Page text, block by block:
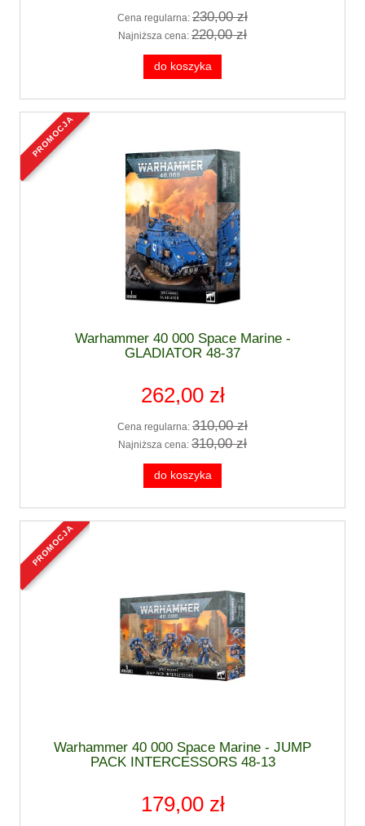
Cena regularna: 230,00 zł
Najniższa cena: 220,00 zł
do koszyka
Warhammer 40 000 Space Marine -
GLADIATOR 48-37
262,00 zł
Cena regularna: 310,00 zł
Najniższa cena: 310,00 zł
do koszyka
promocja
Warhammer 40 000 Space Marine - JUMP
PACK INTERCESSORS 48-13
179,00 zł
promocja